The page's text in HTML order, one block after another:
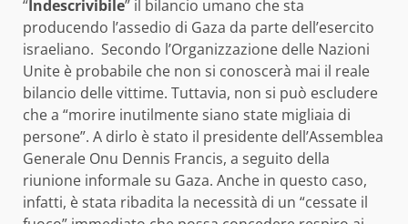
“Indescrivibile” il bilancio umano che sta
producendo l’assedio di Gaza da parte dell’esercito
israeliano. Secondo l’Organizzazione delle Nazioni
Unite è probabile che non si conoscerà mai il reale
bilancio delle vittime. Tuttavia, non si può escludere
che a “morire inutilmente siano state migliaia di
persone”. A dirlo è stato il presidente dell’Assemblea
Generale Onu Dennis Francis, a seguito della
riunione informale su Gaza. Anche in questo caso,
infatti, è stata ribadita la necessità di un “cessate il